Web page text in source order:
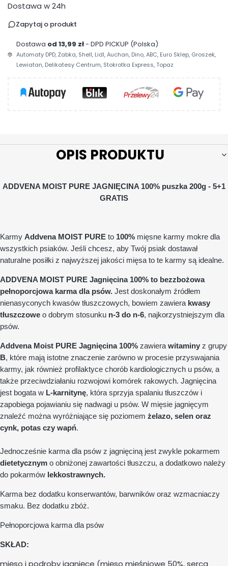
Dostawa w 24h
Zapytaj o produkt
Dostawa od 13,99 zł- DPD PICKUP (Polska)
Automaty DPD, Żabka, Shell, Lidl, Auchan, Dino, ABC, Euro Sklep, Groszek,
Lewiatan, Delikatesy Centrum, Stokrotka Express, Topaz
OPIS PRODUKTU
ADDVENA MOIST PURE JAGNIĘCINA 100% puszka 200g - 5+1
GRATIS
Karmy Addvena MOIST PURE to 100% mięsne karmy mokre dla
wszystkich psiaków. Jeśli chcesz, aby Twój psiak dostawał
naturalne posiłki z najwyższej jakości mięsa to te karmy są idealne.
ADDVENA MOIST PURE Jagnięcina 100% to bezzbożowa
pełnoporcjowa karma dla psów. Jest doskonałym źródłem
nienasyconych kwasów tłuszczowych, bowiem zawiera kwasy
tłuszczowe o dobrym stosunku n-3 do n-6, najkorzystniejszym dla
psów.
Addvena Moist PURE Jagnięcina 100% zawiera witaminy z grupy
B, które mają istotne znaczenie zarówno w procesie przyswajania
karmy, jak również profilaktyce chorób kardiologicznych u psów, a
także przeciwdziałaniu rozwojowi komórek rakowych. Jagnięcina
jest bogata w L-karnitynę, która sprzyja spalaniu tłuszczów i
zapobiega pojawianiu się nadwagi u psów. W mięsie jagnięcym
znaleźć można wyróżniające się poziomem żelazo, selen oraz
cynk, potas czy wapń.
Jednocześnie karma dla psów z jagnięciną jest zwykle pokarmem
dietetycznym o obniżonej zawartości tłuszczu, a dodatkowo należy
do pokarmów lekkostrawnych.
Karma bez dodatku konserwantów, barwników oraz wzmacniaczy
smaku. Bez dodatku zbóż.
Pełnoporcjowa karma dla psów
SKŁAD:
mięso i podroby jagnięce (mięso mięśniowe 50%, serca